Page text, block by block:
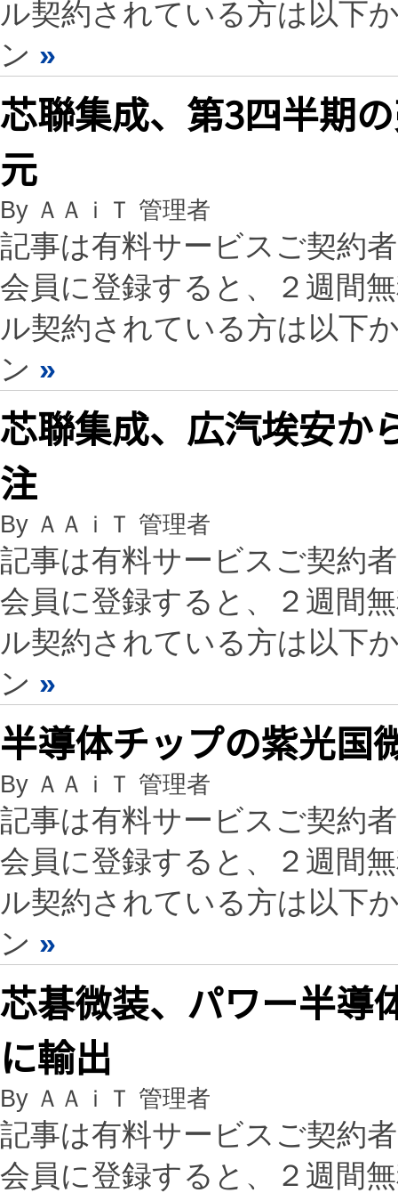
ル契約されている方は以下
ン »
芯聯集成、第3四半期
元
By ＡＡｉＴ 管理者
記事は有料サービスご契約
会員に登録すると、２週間
ル契約されている方は以下
ン »
芯聯集成、広汽埃安か
注
By ＡＡｉＴ 管理者
記事は有料サービスご契約
会員に登録すると、２週間
ル契約されている方は以下
ン »
半導体チップの紫光国
By ＡＡｉＴ 管理者
記事は有料サービスご契約
会員に登録すると、２週間
ル契約されている方は以下
ン »
芯碁微装、パワー半導
に輸出
By ＡＡｉＴ 管理者
記事は有料サービスご契約
会員に登録すると、２週間